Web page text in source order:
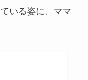
いる姿に、ママ